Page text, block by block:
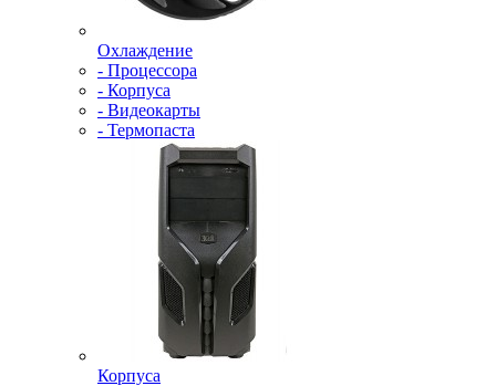
Охлаждение
- Процессора
- Корпуса
- Видеокарты
- Термопаста
Корпуса